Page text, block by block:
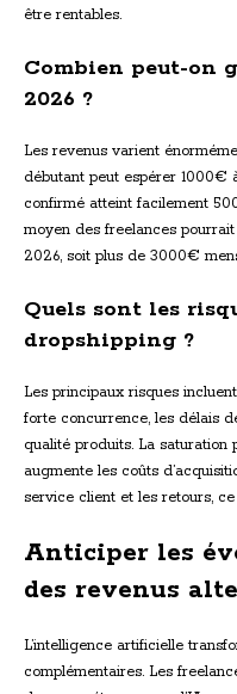
être rentables.
Combien peut-on
2026 ?
Les revenus varient
débutant peut espérer 1000€
confirmé atteint facilement
moyen des freelances
2026, soit plus de 3000€
Quels sont les
dropshipping ?
Les principaux risques
forte concurrence, les délais
qualité produits. La saturation
augmente les coûts
service client et les retours,
Anticiper les
des revenus
L’intelligence artificielle
complémentaires. Les